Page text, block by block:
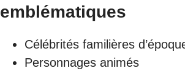
emblématiques
Célébrités familières
Personnages animés